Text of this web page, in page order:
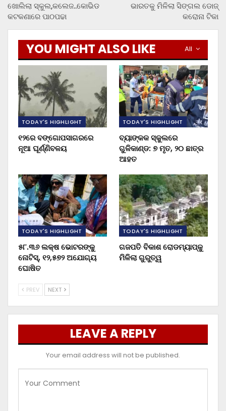
ଖୋଲିଲା ସ୍କୁଲ,କଲେଜ..କୋଭିଡ
କଟକଣାରେ ପାଠପଢା
ଭାରତକୁ ମିଳିଲା ସିଙ୍ଗଲ ଡୋଜ୍
କରୋନା ଟିକା
All
YOU MIGHT ALSO LIKE
TODAY'S HIGHLIGHT
୧୨ରେ ବଙ୍ଗୋପସାଗରରେ
ନୂଆ ଘୂର୍ଣ୍ଣିବଳୟ
TODAY'S HIGHLIGHT
ବ୍ୟାଙ୍କକ ସ୍କୁଲରେ
ଗୁଳିକାଣ୍ଡ: ୭ ମୃତ, ୨୦ ଛାତ୍ର
ଆହତ
TODAY'S HIGHLIGHT
୫୮.୩୬ ଲକ୍ଷ ଭୋଟରଙ୍କୁ
ନୋଟିସ୍‌, ୧୨,୫୭୨ ଅଯୋଗ୍ୟ
ଘୋଷିତ
TODAY'S HIGHLIGHT
ଗଜପତି ବିକାଶ ରୋଡମ୍ୟାପ୍‌କୁ
ମିଳିଲା ଗୁରୁତ୍ୱ
PREV NEXT
LEAVE A REPLY
Your email address will not be published.